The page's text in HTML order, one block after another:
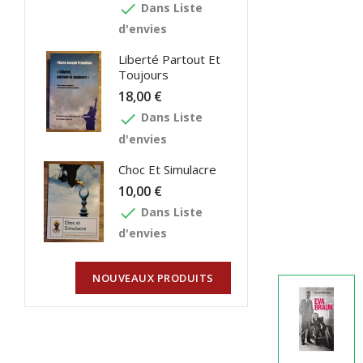
done Dans Liste
d'envies
Liberté Partout Et
Toujours
18,00 €
done Dans Liste
d'envies
Choc Et Simulacre
10,00 €
done Dans Liste
d'envies
NOUVEAUX PRODUITS